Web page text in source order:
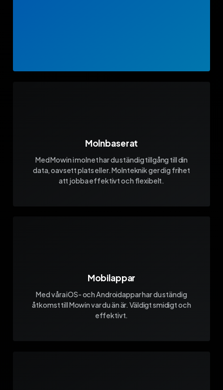
Molnbaserat
Med Mowin i molnet har du ständig tillgång till din
data, oavsett plats eller. Molnteknik ger dig frihet
att jobba effektivt och flexibelt.
Mobilappar
Med våra iOS- och Androidappar har du ständig
åtkomst till Mowin var du än är. Väldigt smidigt och
effektivt.